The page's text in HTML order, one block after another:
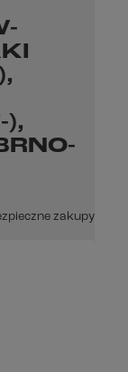
),
zakupy